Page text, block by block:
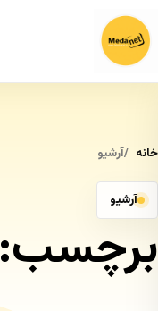
خانه آرشیو
آرشیو
برچسب: